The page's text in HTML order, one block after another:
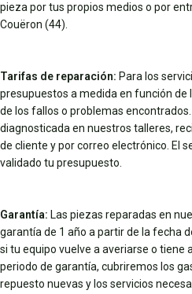
pieza por tus propios medios o por
Couëron (44).
Tarifas de reparación: Para los
presupuestos a medida en función
de los fallos o problemas
diagnosticada en nuestros talleres,
de cliente y por correo electrónico. El
validado tu presupuesto.
Garantía: Las piezas reparadas en
garantía de 1 año a partir de la fecha
si tu equipo vuelve a averiarse o tiene
periodo de garantía, cubriremos los
repuesto nuevas y los servicios